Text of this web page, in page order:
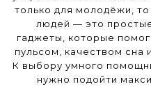
только для молодёжи,
людей — это
гаджеты, которые
пульсом, качеством сна
К выбору умного
нужно подойти